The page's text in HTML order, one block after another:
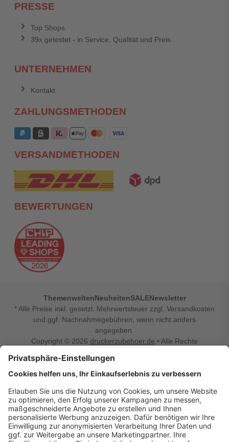
PRESSE
Top Shops
39x getestet - in Service, Qualität und Preis
UNTERNEHMEN
Kontakt
ZAHLUNGSMETHODEN
VERSANDMETHODEN
BEWERTUNGEN
ThemenweltenNeuheitenSALENewsletter
* Alle Preise inkl. gesetzl. Mehrwertsteuer zzgl. Versandkosten
und ggf. Nachnahmegebühren, wenn nicht anders
angegeben.
Copyright © 2026 druckerzubehoer.de • Alle Rechte
Vertrag widerrufen
Druckerzubehoer.de – preiswerte Qualität für Ihr Office
Sie sind auf der Suche nach dem passenden Druckerzubehör
oder Zubehör für das Büro, den Computer oder Ihr
Smartphone? Dann sind Sie bei Druckerzubehoer.de genau
richtig! Unser breites Sortiment bietet unter anderem Tinte
und Toner für alle gängigen Druckermodelle – großer sowie